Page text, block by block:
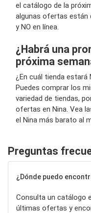
el catálogo de la
algunas ofertas están
y NO en línea.
¿Habrá una
próxima
¿En cuál tienda
Puedes comprar los
variedad de tiendas,
ofertas en Nina. Vea
el Nina más barato al
Preguntas
¿Dónde puedo
Consulta un catálogo
últimas ofertas y